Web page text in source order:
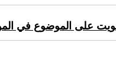
على الموضوع في